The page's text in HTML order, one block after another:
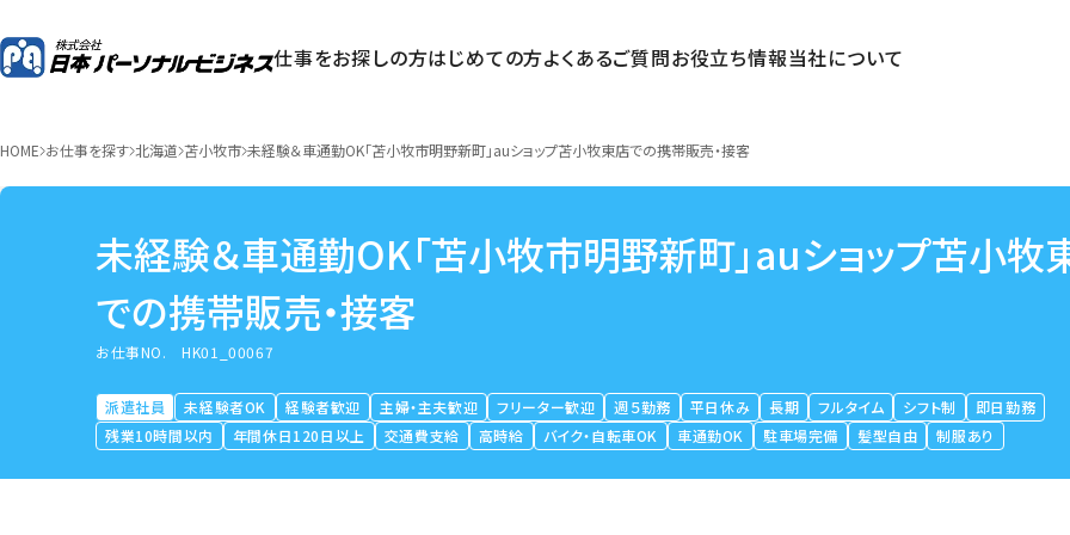
仕事をお探しの方はじめての方よくあるご質問お役立ち情報当社について
HOME お仕事を探す 北海道 苫小牧市 未経験＆車通勤OK「苫小牧市明野新町」auショップ苫小牧東店での携帯販売・接客
未経験＆車通勤OK「苫小牧市明野新町」auショップ苫小牧
での携帯販売・接客
お仕事NO.HK01_00067
派遣社員 未経験者OK 経験者歓迎 主婦・主夫歓迎 フリーター歓迎 週５勤務 平日休み 長期 フルタイム シフト制
即日勤務
残業10時間以内
年間休日120日以上 交通費支給 高時給 バイク・自転車OK 車通勤OK 駐車場完備 髪型自由 制服あり